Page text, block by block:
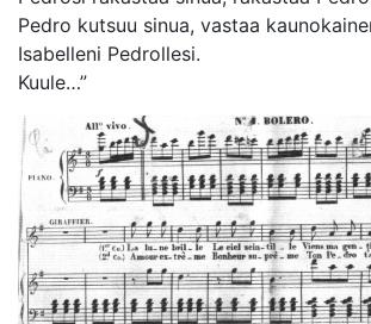
Pedro kutsuu sinua, vastaa
Isabelleni Pedrollesi.
Kuule…”